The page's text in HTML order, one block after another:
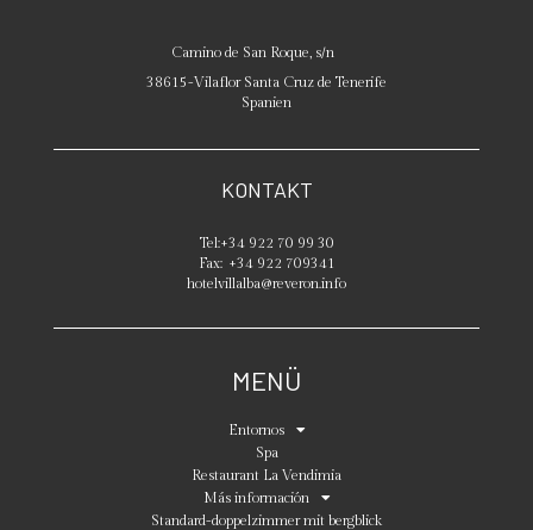
Camino de San Roque, s/n
38615-Vilaflor Santa Cruz de Tenerife
Spanien
KONTAKT
Tel:+34 922 70 99 30
Fax: +34 922 709341
hotelvillalba@reveron.info
MENÜ
Entornos
Spa
Restaurant La Vendimia
Más información
Standard-doppelzimmer mit bergblick